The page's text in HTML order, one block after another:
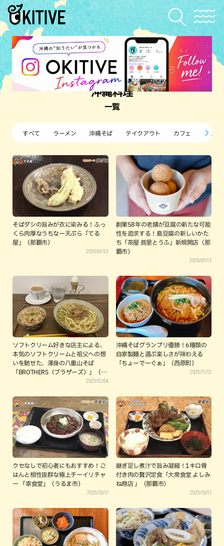
沖縄料理
一覧
すべて ラーメン 沖縄そば テイクアウト カフェ すし・
そばダシの旨みが衣に染みる！ふっ
くら肉厚なうちなー天ぷら「てる
屋」（那覇市）
2026/01/23
創業58年の老舗が豆腐の新たな可能
性を追求する！島豆腐の新しいかた
ち「茶屋 首里とうふ」新規開店（那
覇市）
2026/01/13
ソフトクリーム好きな店主による、
本気のソフトクリームと祖父への想
いを馳せた、渾身の八重山そば
「BROTHERS（ブラザーズ）」（石
2025/12/04
沖縄そばグランプリ優勝！6種類の
自家製麺と選ぶ楽しさが味わえる
「ちょーでーぐぁ」（西原町）
2025/11/12
クセなしで初心者にもおすすめ！ご
はんと相性抜群な極上チーイリチャ
ー 「幸食堂」（うるま市）
2025/10/17
継ぎ足し煮汁で旨み凝縮！1キロ骨
付き肉の贅沢定食「大衆食堂 よしみ
ね商店 」（那覇市）
2025/10/17